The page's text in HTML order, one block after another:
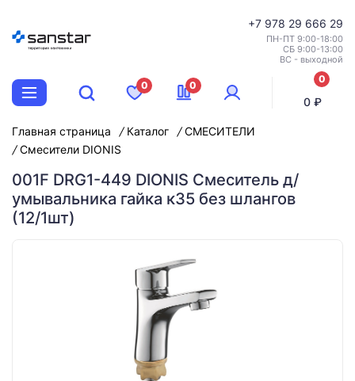
+7 978 29 666 29
ПН-ПТ 9:00-18:00
СБ 9:00-13:00
ВС - выходной
0 0
0
позиций
0 ₽
Главная страница Каталог
СМЕСИТЕЛИ
Смесители DIONIS
001F DRG1-449 DIONIS Смеситель д/
умывальника гайка к35 без шлангов
(12/1шт)